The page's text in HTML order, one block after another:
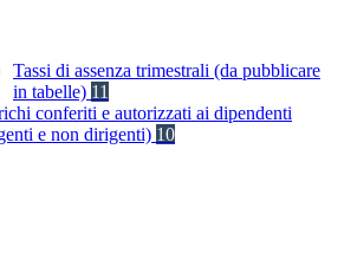
Tassi di assenza trimestrali (da pubblicare
in tabelle) 11
conferiti e autorizzati ai dipendenti
e non dirigenti) 10